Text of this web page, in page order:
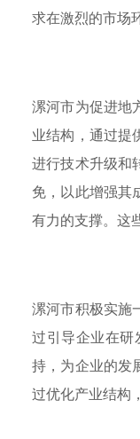
求在激烈的市场
漯河市为促进地
业结构，通过提
进行技术升级和
免，以此增强其
有力的支撑。这
漯河市积极实施
过引导企业在
持，为企业的发
过优化产业结构